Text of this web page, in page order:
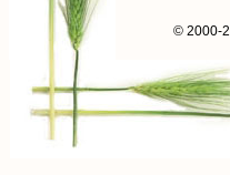
© 2000-